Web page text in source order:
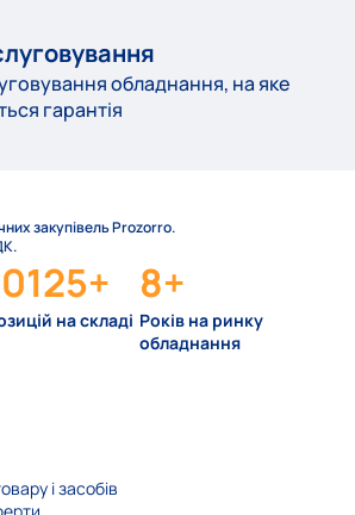
обладнання, на яке
гарантія
закупівель Prozorro.
8+
Років на ринку
обладнання
+
на складі
і засобів